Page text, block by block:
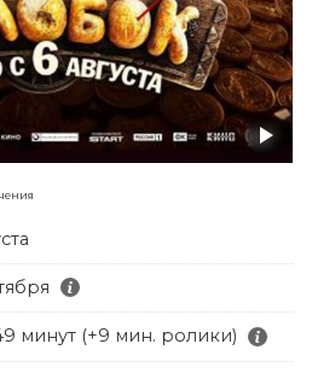
минут (+9 мин. ролики)